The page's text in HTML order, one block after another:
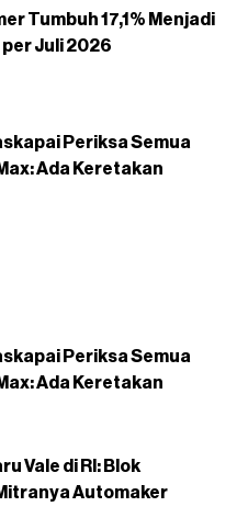
Tumbuh 17,1% Menjadi
per Juli 2026
Periksa Semua
Ada Keretakan
Periksa Semua
Ada Keretakan
Vale di RI: Blok
Automaker